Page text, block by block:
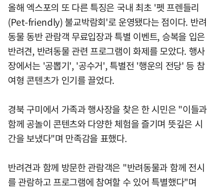
올해 엑스포의 또 다른 특징은 국내 최초 '펫 프렌들리
(Pet-friendly) 불교박람회'로 운영됐다는 점이다. 반려
동물 동반 관람객 무료입장과 특별 이벤트, 승복을 입은
반려견, 반려동물 관련 프로그램이 화제를 모았다. 행사
장에서는 '공뽑기', '공수거', 특별전 '행운의 전당' 등 참
여형 콘텐츠가 인기를 끌었다.
경북 구미에서 가족과 행사장을 찾은 한 시민은 "이들과
함께 공놀이 콘텐츠와 다양한 체험을 즐기며 뜻깊은 시
간을 보냈다"며 만족감을 표했다.
반려견과 함께 방문한 관람객은 "반려동물과 함께 전시
를 관람하고 프로그램에 참여할 수 있어 특별했다"며